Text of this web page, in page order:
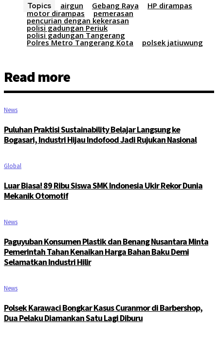
Topics airgun Gebang Raya
HP dirampas
motor dirampas
pemerasan
pencurian dengan kekerasan
polisi gadungan Periuk
polisi gadungan Tangerang
Polres Metro Tangerang Kota polsek jatiuwung
Read more
News
Puluhan Praktisi Sustainability Belajar Langsung ke
Bogasari, Industri Hijau Indofood Jadi Rujukan Nasional
Global
Luar Biasa! 89 Ribu Siswa SMK Indonesia Ukir Rekor Dunia
Mekanik Otomotif
News
Paguyuban Konsumen Plastik dan Benang Nusantara Minta
Pemerintah Tahan Kenaikan Harga Bahan Baku Demi
Selamatkan Industri Hilir
News
Polsek Karawaci Bongkar Kasus Curanmor di Barbershop,
Dua Pelaku Diamankan Satu Lagi Diburu